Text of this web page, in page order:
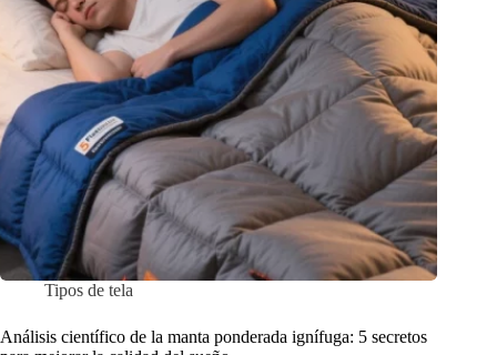
Tipos de tela
Análisis científico de la manta ponderada ignífuga: 5 secretos